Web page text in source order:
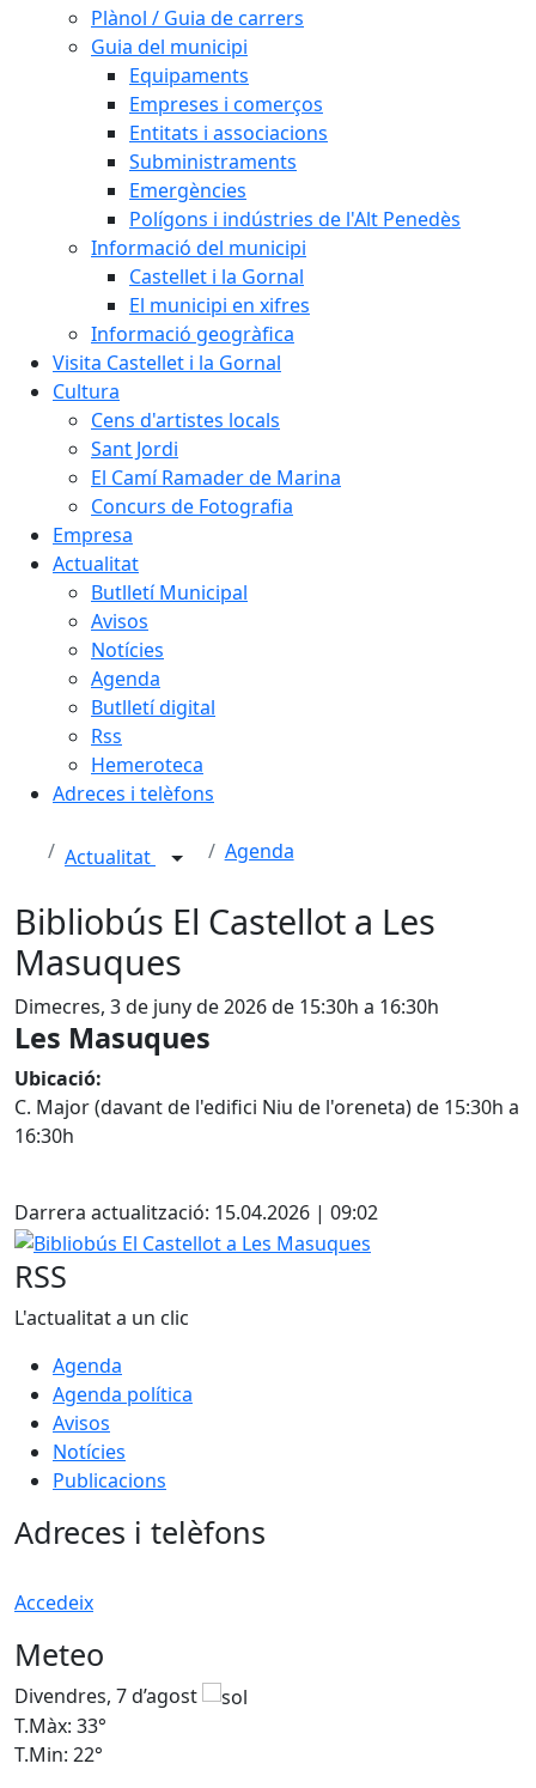
Plànol / Guia de carrers
Guia del municipi
Equipaments
Empreses i comerços
Entitats i associacions
Subministraments
Emergències
Polígons i indústries de l'Alt Penedès
Informació del municipi
Castellet i la Gornal
El municipi en xifres
Informació geogràfica
Visita Castellet i la Gornal
Cultura
Cens d'artistes locals
Sant Jordi
El Camí Ramader de Marina
Concurs de Fotografia
Empresa
Actualitat
Butlletí Municipal
Avisos
Notícies
Agenda
Butlletí digital
Rss
Hemeroteca
Adreces i telèfons
Actualitat Agenda
Bibliobús El Castellot a Les
Masuques
Dimecres, 3 de juny de 2026 de 15:30h a 16:30h
Les Masuques
Ubicació:
C. Major (davant de l'edifici Niu de l'oreneta) de 15:30h a
16:30h
Darrera actualització: 15.04.2026 | 09:02
Bibliobús El Castellot a Les Masuques
RSS
L'actualitat a un clic
Agenda
Agenda política
Avisos
Notícies
Publicacions
Adreces i telèfons
Accedeix
Meteo
Divendres, 7 d’agost
T.Màx: 33°
T.Min: 22°